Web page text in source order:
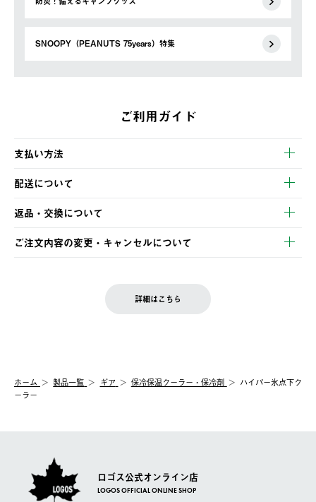
SNOOPY（PEANUTS 75years）特集
ご利用ガイド
支払い方法
以下のいずれかの方法でお支払いいただけます。
・クレジットカード決済
・コンビニ決済
・Pay-easy決済
配送について
【発送スケジュール】
ご注文・ご入金完了より2営業日以内に商品を発送いたします。
土日祝の発送はございませんので、木曜日以降のご注文は週明け
の発送となる場合がございます。
【配送業者】
佐川急便にて配送されます。
返品・交換について
※お客様都合の場合
お客様都合の返品にかかる送料は、お客様ご負担とさせていただ
一度お手元の商品を返品いただき、ご希望商品を再注文してくだ
ご注文内容の変更・キャンセルについて
LOGOS FAMILY会員の方は、会員マイページ内 購入履歴画面に
詳細はこちら
ホーム 製品一覧 ギア 保冷保温クーラー・保冷剤
ハイパー氷点下ク
ーラー
ロゴス公式オンライン店
LOGOS OFFICIAL ONLINE SHOP